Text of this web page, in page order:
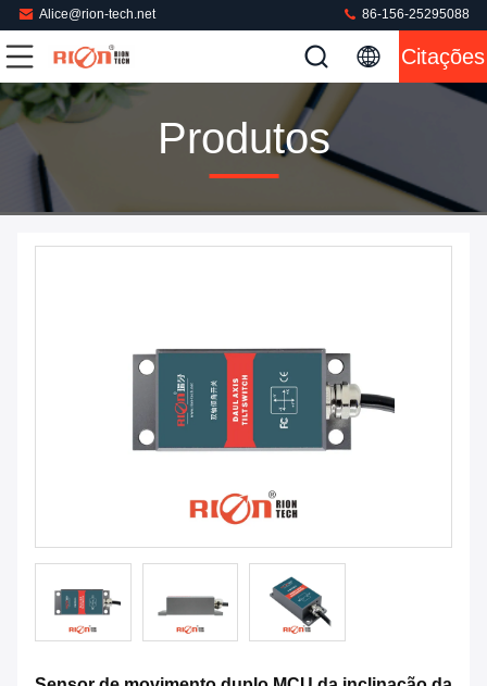
Alice@rion-tech.net 86-156-25295088
Citações
Produtos